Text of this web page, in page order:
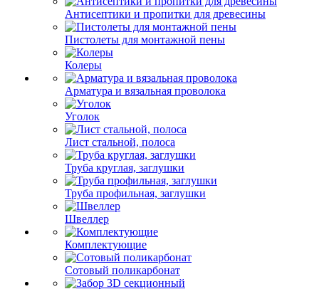
Антисептики и пропитки для древесины
Пистолеты для монтажной пены
Колеры
Арматура и вязальная проволока
Уголок
Лист стальной, полоса
Труба круглая, заглушки
Труба профильная, заглушки
Швеллер
Комплектующие
Сотовый поликарбонат